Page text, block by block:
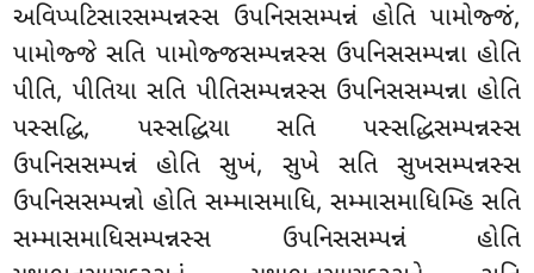
અવિપ્પટિસારસમ્પન્નસ્સ ઉપનિસસમ્પન્નં હોતિ પામોજ્જં,
પામોજ્જે સતિ પામોજ્જસમ્પન્નસ્સ ઉપનિસસમ્પન્ના હોતિ
પીતિ, પીતિયા સતિ પીતિસમ્પન્નસ્સ ઉપનિસસમ્પન્ના હોતિ
પસ્સદ્ધિ, પસ્સદ્ધિયા સતિ પસ્સદ્ધિસમ્પન્નસ્સ
ઉપનિસસમ્પન્નં હોતિ સુખં, સુખે સતિ સુખસમ્પન્નસ્સ
ઉપનિસસમ્પન્નો હોતિ સમ્માસમાધિ, સમ્માસમાધિમ્હિ સતિ
સમ્માસમાધિસમ્પન્નસ્સ ઉપનિસસમ્પન્નં હોતિ